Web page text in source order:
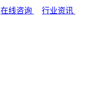
在线咨询
行业资讯